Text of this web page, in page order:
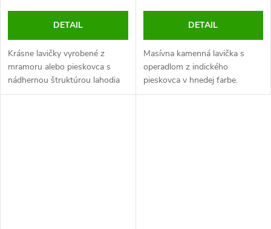
DETAIL
Krásne lavičky vyrobené z
mramoru alebo pieskovca s
nádhernou štruktúrou lahodia
oku v interiéri a exteriéri.
DETAIL
Masívna kamenná lavička s
operadlom z indického
pieskovca v hnedej farbe.
Spojenie prírodného vzhľadu,